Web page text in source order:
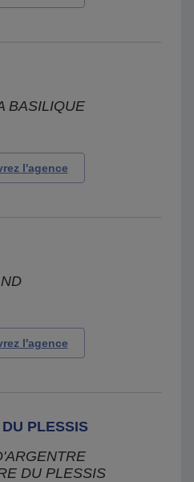
BASILIQUE
l'agence
l'agence
PLESSIS
DU PLESSIS